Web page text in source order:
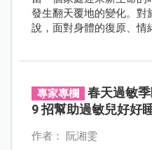
發生翻天覆地的變化。對
說，面對身體的復原、情
專家專欄
春天過敏
9 招幫助過敏兒好好
作者： 阮湘雯